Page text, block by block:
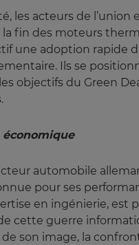
les acteurs de l’union
fin des moteurs
une adoption rapide
Ils se
objectifs du Green
économique
automobile
pour ses
en ingénierie, est
cette guerre
son image, la